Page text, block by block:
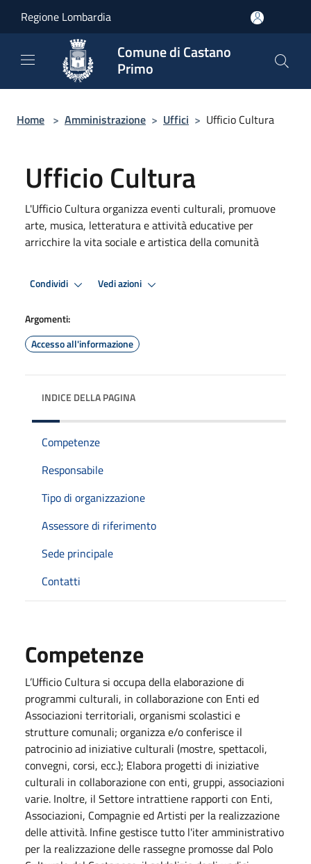
Regione Lombardia
Comune di Castano
Primo
Home > Amministrazione > Uffici > Ufficio Cultura
Ufficio Cultura
L'Ufficio Cultura organizza eventi culturali, promuove
arte, musica, letteratura e attività educative per
arricchire la vita sociale e artistica della comunità
Condividi Vedi azioni
Argomenti:
Accesso all'informazione
INDICE DELLA PAGINA
Competenze
Responsabile
Tipo di organizzazione
Assessore di riferimento
Sede principale
Contatti
Competenze
L’Ufficio Cultura si occupa della elaborazione di
programmi culturali, in collaborazione con Enti ed
Associazioni territoriali, organismi scolastici e
strutture comunali; organizza e/o conferisce il
patrocinio ad iniziative culturali (mostre, spettacoli,
convegni, corsi, ecc.); Elabora progetti di iniziative
culturali in collaborazione con enti, gruppi, associazioni
varie. Inoltre, il Settore intrattiene rapporti con Enti,
Associazioni, Compagnie ed Artisti per la realizzazione
delle attività. Infine gestisce tutto l'iter amministrativo
per la realizzazione delle rassegne promosse dal Polo